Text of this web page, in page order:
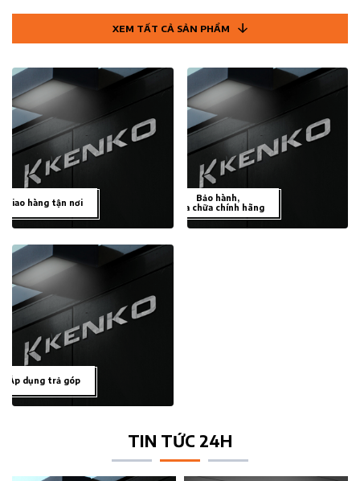
XEM TẤT CẢ SẢN PHẨM
Giao hàng tận nơi
Bảo hành,
sửa chữa chính hãng
Áp dụng trả góp
TIN TỨC 24H